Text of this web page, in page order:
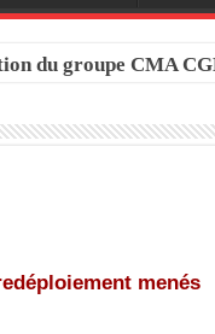
du groupe CMA
menés